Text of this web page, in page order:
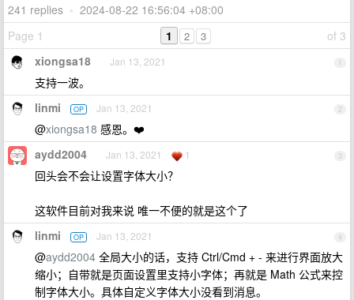
241 replies • 2024-08-22 16:56:04 +08:00
Page 1
of 3
1 2 3
1
xiongsa18 Jan 13, 2021
支持一波。
2
linmi OP Jan 13, 2021
@xiongsa18 感恩。❤️️
3
aydd2004 Jan 13, 2021 1
回头会不会让设置字体大小？
这软件目前对我来说 唯一不便的就是这个了
4
linmi OP Jan 13, 2021
@aydd2004 全局大小的话，支持 Ctrl/Cmd + - 来进行界面放大
缩小；自带就是页面设置里支持小字体；再就是 Math 公式来控
制字体大小。具体自定义字体大小没看到消息。